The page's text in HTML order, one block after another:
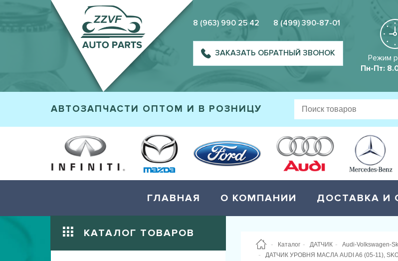
8 (963) 990 25 42 8 (499) 390-87-01
ЗАКАЗАТЬ ОБРАТНЫЙ ЗВОНОК
Режим
Пн-Пт:
АВТОЗАПЧАСТИ ОПТОМ И В РОЗНИЦУ
ГЛАВНАЯ О КОМПАНИИ ДОСТАВКА И
КАТАЛОГ ТОВАРОВ
Каталог ДАТЧИК
Audi-Volkswagen-
ДАТЧИК УРОВНЯ МАСЛА AUDI A6 (05-11),